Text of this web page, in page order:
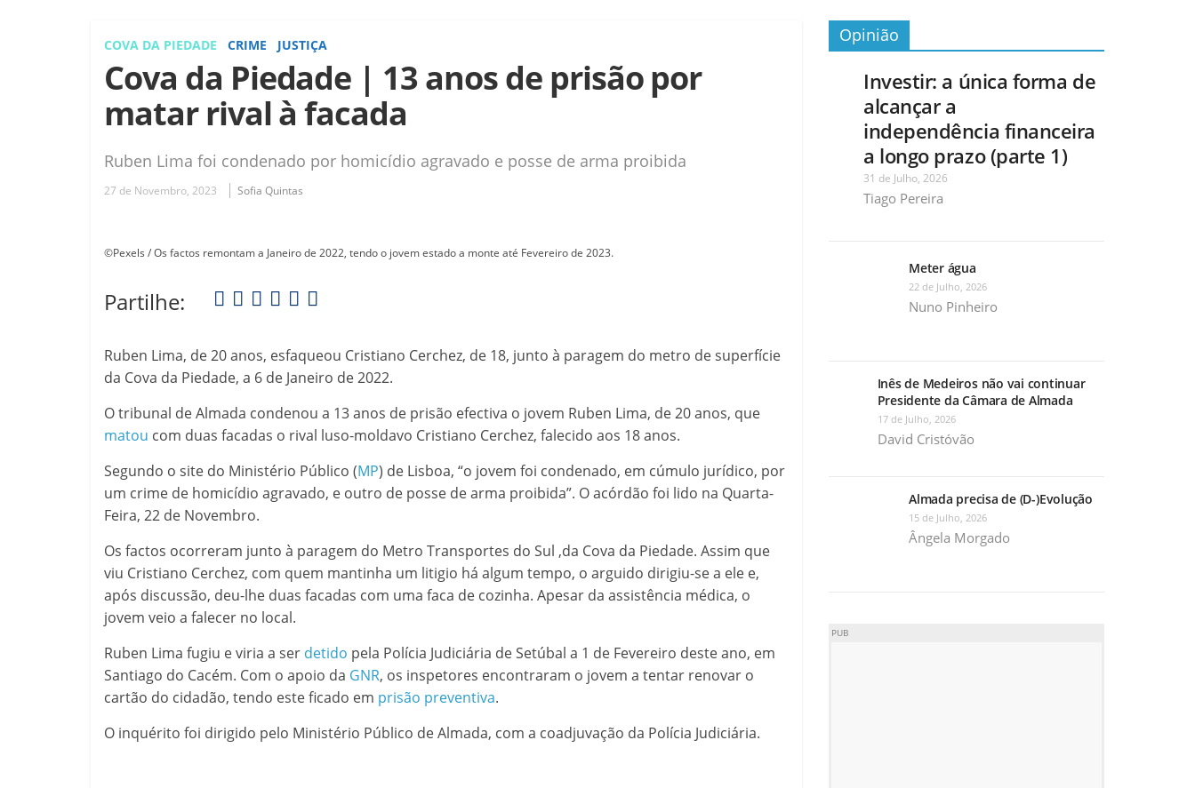
COVA DA PIEDADE CRIME JUSTIÇA
Cova da Piedade | 13 anos de prisão por
matar rival à facada
Ruben Lima foi condenado por homicídio agravado e posse de arma proibida
27 de Novembro, 2023 Sofia Quintas
©Pexels / Os factos remontam a Janeiro de 2022, tendo o jovem estado a monte até Fevereiro de 2023.
Partilhe:
Ruben Lima, de 20 anos, esfaqueou Cristiano Cerchez, de 18, junto à paragem do metro de superfície
da Cova da Piedade, a 6 de Janeiro de 2022.
O tribunal de Almada condenou a 13 anos de prisão efectiva o jovem Ruben Lima, de 20 anos, que
matou com duas facadas o rival luso-moldavo Cristiano Cerchez, falecido aos 18 anos.
Segundo o site do Ministério Público (MP) de Lisboa, “o jovem foi condenado, em cúmulo jurídico, por
um crime de homicídio agravado, e outro de posse de arma proibida”. O acórdão foi lido na Quarta-
Feira, 22 de Novembro.
Os factos ocorreram junto à paragem do Metro Transportes do Sul ,da Cova da Piedade. Assim que
viu Cristiano Cerchez, com quem mantinha um litigio há algum tempo, o arguido dirigiu-se a ele e,
após discussão, deu-lhe duas facadas com uma faca de cozinha. Apesar da assistência médica, o
jovem veio a falecer no local.
Ruben Lima fugiu e viria a ser detido pela Polícia Judiciária de Setúbal a 1 de Fevereiro deste ano, em
Santiago do Cacém. Com o apoio da GNR, os inspetores encontraram o jovem a tentar renovar o
cartão do cidadão, tendo este ficado em prisão preventiva.
O inquérito foi dirigido pelo Ministério Público de Almada, com a coadjuvação da Polícia Judiciária.
Opinião
Investir: a única forma de
alcançar a
independência financeira
a longo prazo (parte 1)
31 de Julho, 2026
Tiago Pereira
Meter água
22 de Julho, 2026
Nuno Pinheiro
Inês de Medeiros não vai continuar
Presidente da Câmara de Almada
17 de Julho, 2026
David Cristóvão
Almada precisa de (D-)Evolução
15 de Julho, 2026
Ângela Morgado
PUB